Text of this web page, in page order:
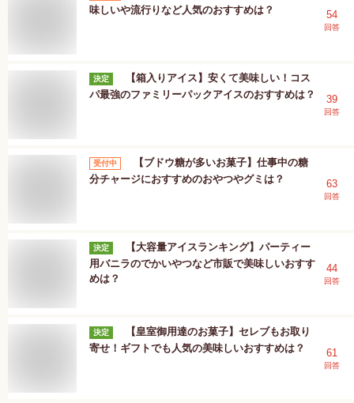
味しいや流行りなど人気のおすすめは？
54
回答
決定
【箱入りアイス】安くて美味しい！コス
パ最強のファミリーパックアイスのおすすめは？
39
回答
受付中
【ブドウ糖が多いお菓子】仕事中の糖
分チャージにおすすめのおやつやグミは？
63
回答
決定
【大容量アイスランキング】パーティー
用バニラのでかいやつなど市販で美味しいおすす
めは？
44
回答
決定
【皇室御用達のお菓子】セレブもお取り
寄せ！ギフトでも人気の美味しいおすすめは？
61
回答